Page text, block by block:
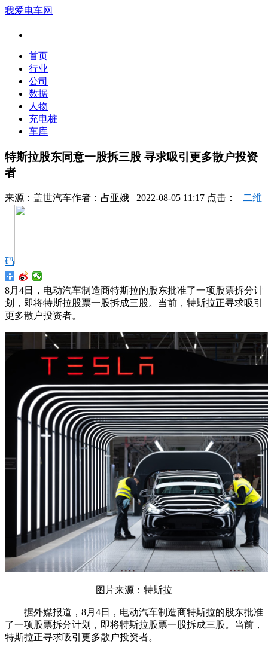
我爱电车网
首页
行业
公司
数据
人物
充电桩
车库
特斯拉股东同意一股拆三股 寻求吸引更多散户投资
者
来源： 盖世汽车作者： 占亚娥 2022-08-05 11:17 点击： 二维
码
8月4日，电动汽车制造商特斯拉的股东批准了一项股票拆分计
划，即将特斯拉股票一股拆成三股。当前，特斯拉正寻求吸引
更多散户投资者。
图片来源：特斯拉
据外媒报道，8月4日，电动汽车制造商特斯拉的股东批准
了一项股票拆分计划，即将特斯拉股票一股拆成三股。当前，
特斯拉正寻求吸引更多散户投资者。